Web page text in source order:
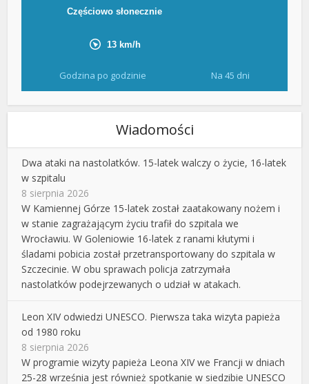
Godzina po godzinie Na 45 dni
Wiadomości
Dwa ataki na nastolatków. 15-latek walczy o życie, 16-latek
w szpitalu
8 sierpnia 2026
W Kamiennej Górze 15-latek został zaatakowany nożem i
w stanie zagrażającym życiu trafił do szpitala we
Wrocławiu. W Goleniowie 16-latek z ranami kłutymi i
śladami pobicia został przetransportowany do szpitala w
Szczecinie. W obu sprawach policja zatrzymała
nastolatków podejrzewanych o udział w atakach.
Leon XIV odwiedzi UNESCO. Pierwsza taka wizyta papieża
od 1980 roku
8 sierpnia 2026
W programie wizyty papieża Leona XIV we Francji w dniach
25-28 września jest również spotkanie w siedzibie UNESCO